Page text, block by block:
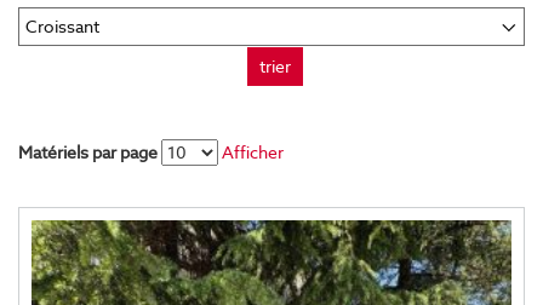
trier
Matériels par page Afficher